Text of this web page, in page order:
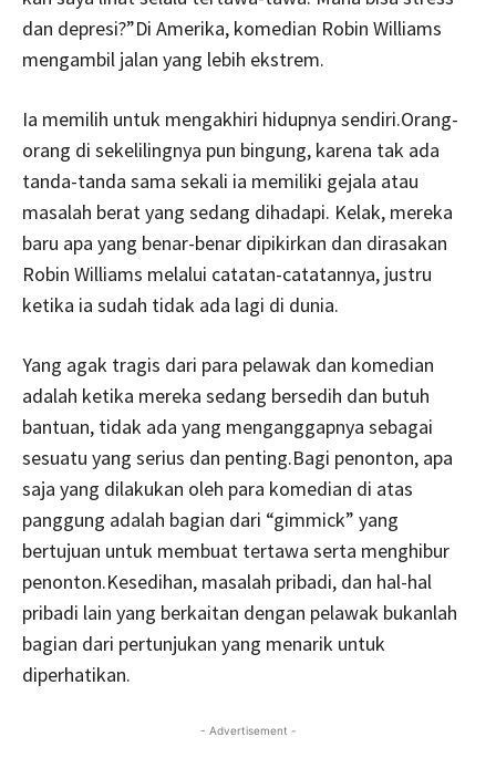
dan depresi?”Di Amerika, komedian Robin Williams
mengambil jalan yang lebih ekstrem.
Ia memilih untuk mengakhiri hidupnya sendiri.Orang-
orang di sekelilingnya pun bingung, karena tak ada
tanda-tanda sama sekali ia memiliki gejala atau
masalah berat yang sedang dihadapi. Kelak, mereka
baru apa yang benar-benar dipikirkan dan dirasakan
Robin Williams melalui catatan-catatannya, justru
ketika ia sudah tidak ada lagi di dunia.
Yang agak tragis dari para pelawak dan komedian
adalah ketika mereka sedang bersedih dan butuh
bantuan, tidak ada yang menganggapnya sebagai
sesuatu yang serius dan penting.Bagi penonton, apa
saja yang dilakukan oleh para komedian di atas
panggung adalah bagian dari “gimmick” yang
bertujuan untuk membuat tertawa serta menghibur
penonton.Kesedihan, masalah pribadi, dan hal-hal
pribadi lain yang berkaitan dengan pelawak bukanlah
bagian dari pertunjukan yang menarik untuk
diperhatikan.
- Advertisement -